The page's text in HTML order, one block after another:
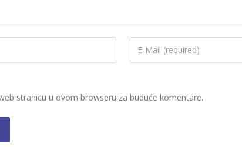
stranicu u ovom browseru za buduće komentare.